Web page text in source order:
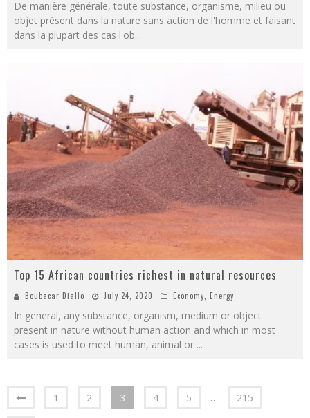
De manière générale, toute substance, organisme, milieu ou
objet présent dans la nature sans action de l'homme et faisant
dans la plupart des cas l'ob...
Top 15 African countries richest in natural resources
Boubacar Diallo July 24, 2020 Economy, Energy
In general, any substance, organism, medium or object
present in nature without human action and which in most
cases is used to meet human, animal or ...
1 2 3 4 5 … 215